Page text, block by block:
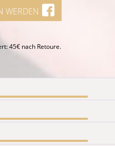
WERDEN
45€ nach Retoure.